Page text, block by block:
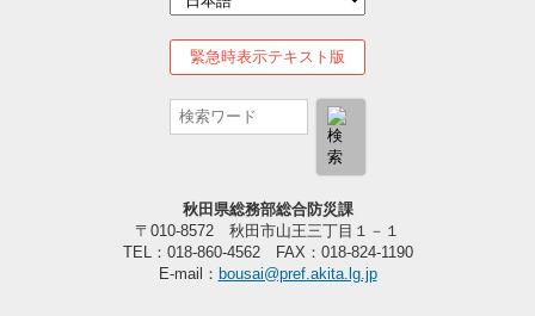
緊急時表示テキスト版
秋田県総務部総合防災課
〒010-8572 秋田市山王三丁目１－１
TEL：018-860-4562 FAX：018-824-1190
E-mail： bousai@pref.akita.lg.jp